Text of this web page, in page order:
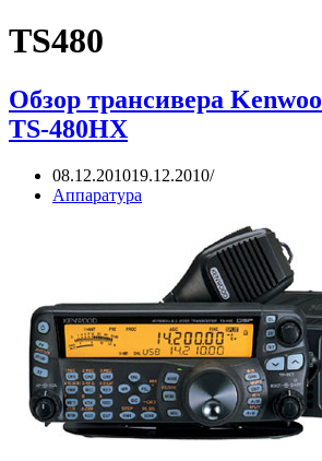
TS480
Обзор трансивера
TS-480HX
08.12.201019.12.2010
Аппаратура